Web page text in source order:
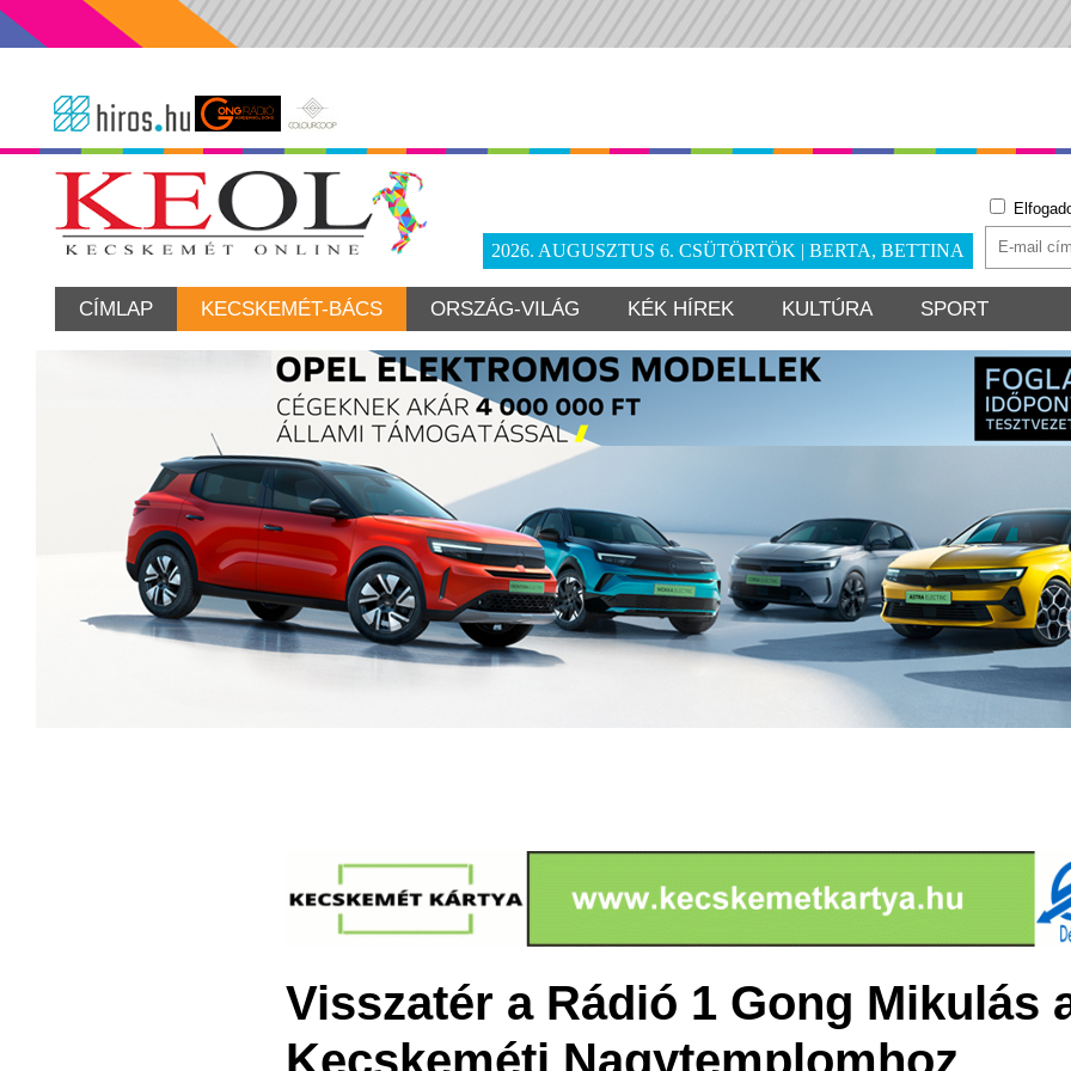
2026. AUGUSZTUS 6. CSÜTÖRTÖK | BERTA, BETTINA
CÍMLAP KECSKEMÉT-BÁCS ORSZÁG-VILÁG KÉK HÍREK KULTÚRA SPORT
Visszatér a Rádió 1 Gong Mikulás